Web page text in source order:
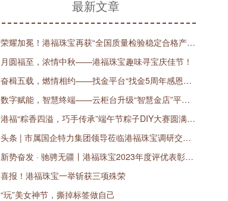
最新文章
· 荣耀加冕！港福珠宝再获“全国质量检验稳定合格产品”殊荣
月圆福至，浓情中秋——港福珠宝趣味寻宝庆佳节！
· 奋楫五载，燃情相约——找金平台“找金5周年感恩有您”直播庆典圆满落幕！
· 数字赋能，智慧终端——云柜台升级“智慧金店”平台发布会圆满举办！
· 港福“粽香四溢，巧手传承”端午节粽子DIY大赛圆满落幕
· 头条 | 市属国企特力集团领导莅临港福珠宝调研交流，共商数字化发展之路
· 新势奋发 · 驰骋无疆丨港福珠宝2023年度评优表彰大会圆满举办！
喜报！港福珠宝一举斩获三项殊荣
“玩”美女神节，撕掉标签做自己